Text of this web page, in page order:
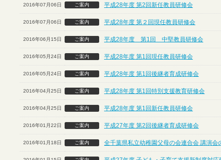
2016年07月06日 ご案内 平成28年度 第2回新任教員研修会
2016年07月06日 ご案内 平成28年度 第２回現任教員研修会
2016年06月15日 ご案内 平成28年度 第1回 中堅教員研修会
2016年05月24日 ご案内 平成28年度 第1回現任教員研修会
2016年05月24日 ご案内 平成28年度 第1回後継者育成研修会
2016年04月25日 ご案内 平成28年度 第1回特別支援教育研修会
2016年04月25日 ご案内 平成28年度 第1回新任教員研修会
2016年01月22日 ご案内 平成27年度 第2回後継者育成研修会
2016年01月18日 ご案内 全千葉県私立幼稚園父母の会連合会 講演会